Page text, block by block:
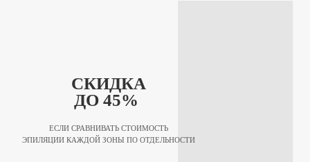
СКИДКА
ДО 45%
ЕСЛИ СРАВНИВАТЬ СТОИМОСТЬ
ЭПИЛЯЦИИ КАЖДОЙ ЗОНЫ ПО ОТДЕЛЬНОСТИ